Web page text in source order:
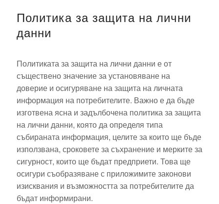
Политика за защита на лични
данни
Политиката за защита на лични данни е от
съществено значение за установяване на
доверие и осигуряване на защита на личната
информация на потребителите. Важно е да бъде
изготвена ясна и задълбочена политика за защита
на лични данни, която да определя типа
събираната информация, целите за които ще бъде
използвана, сроковете за съхранение и мерките за
сигурност, които ще бъдат предприети. Това ще
осигури съобразяване с приложимите законови
изисквания и възможността за потребителите да
бъдат информирани.